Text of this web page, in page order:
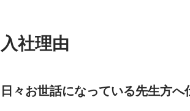
入社理由
日々お世話になっている先生方